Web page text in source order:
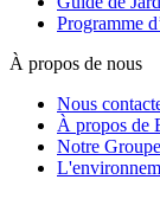
Programme
À propos de nous
Nous
À propos de
Notre Groupe